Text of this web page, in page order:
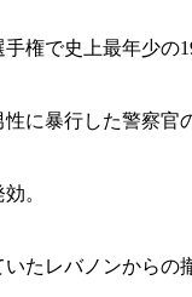
権で史上最年少の
に暴行した警察官
。
たレバノンからの